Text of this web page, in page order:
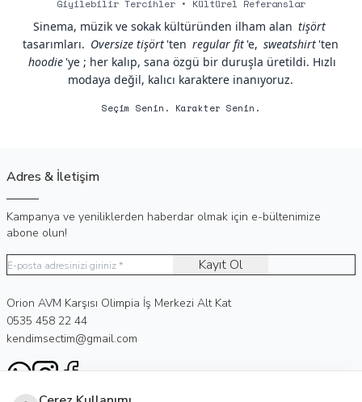
Giyilebilir Tercihler • Kültürel Referanslar
Sinema, müzik ve sokak kültüründen ilham alan tişört
tasarımları. Oversize tişört 'ten regular fit 'e, sweatshirt 'ten
hoodie 'ye ; her kalıp, sana özgü bir duruşla üretildi. Hızlı
modaya değil, kalıcı karaktere inanıyoruz.
Seçim Senin. Karakter Senin.
Adres & İletişim
Kampanya ve yeniliklerden haberdar olmak için e-bültenimize
abone olun!
Kayıt Ol
Adres
Orion AVM Karşısı Olimpia İş Merkezi Alt Kat
Telefon
0535 458 22 44
E-Posta
kendimsectim@gmail.com